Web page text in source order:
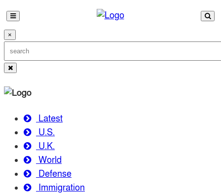
×
Latest
U.S.
U.K.
World
Defense
Immigration